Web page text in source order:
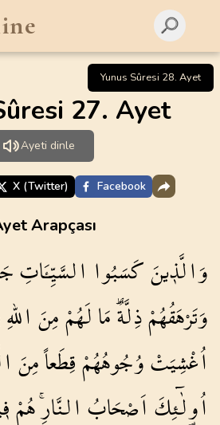
Yunus Sûresi 28. Ayet
27. Ayet
Ayeti dinle
X (Twitter) Facebook
Arapçası
وَالَّذ۪ينَكَسَبُوا السَّيِّـَٔاتِ
وَتَرْهَقُهُمْذِلَّةٌۜمَالَهُمْمِنَاللّٰهِ
اُغْشِيَتْوُجُوهُهُمْقِطَعاًمِنَ
اُو۬لٰٓئِكَاَصْحَابُالنَّارِۚهُمْ